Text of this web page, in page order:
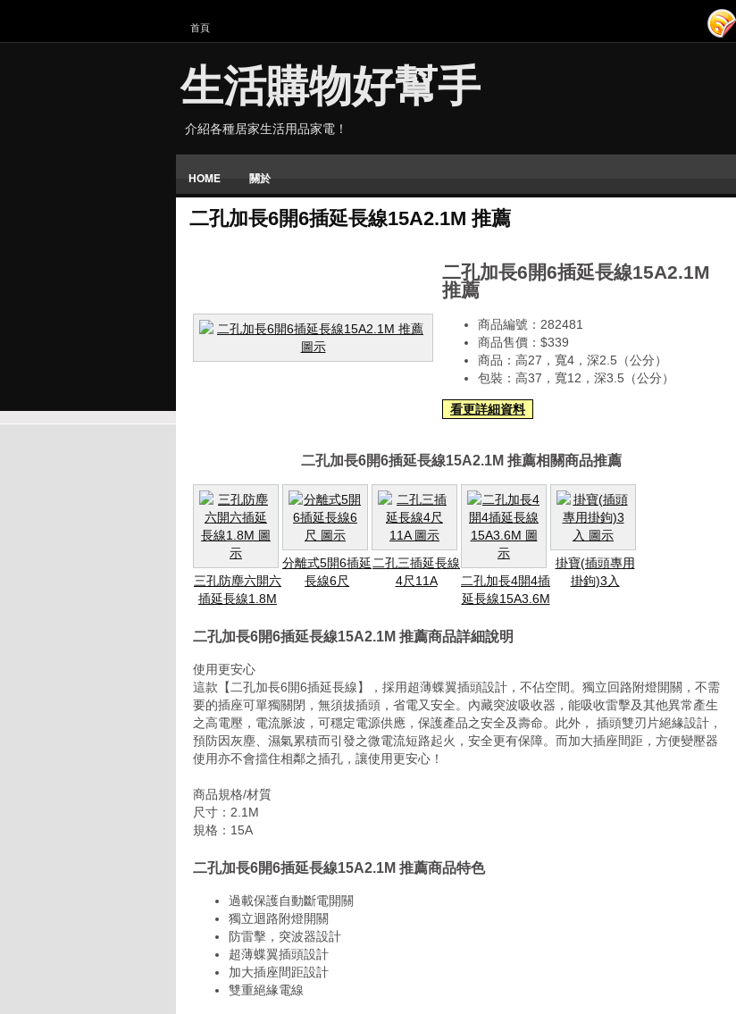
首頁
生活購物好幫手
介紹各種居家生活用品家電！
HOME 關於
二孔加長6開6插延長線15A2.1M 推薦
二孔加長6開6插延長線15A2.1M
推薦
商品編號：282481
商品售價：$339
商品：高27，寬4，深2.5（公分）
包裝：高37，寬12，深3.5（公分）
看更詳細資料
二孔加長6開6插延長線15A2.1M 推薦相關商品推薦
三孔防塵六開六
插延長線1.8M
分離式5開6插延
長線6尺
二孔三插延長線
4尺11A
二孔加長4開4插
延長線15A3.6M
掛寶(插頭專用
掛鉤)3入
二孔加長6開6插延長線15A2.1M 推薦商品詳細說明
使用更安心
這款【二孔加長6開6插延長線】，採用超薄蝶翼插頭設計，不佔空間。獨立回路附燈開關，不需
要的插座可單獨關閉，無須拔插頭，省電又安全。內藏突波吸收器，能吸收雷擊及其他異常產生
之高電壓，電流脈波，可穩定電源供應，保護產品之安全及壽命。此外， 插頭雙刃片絕緣設計，
預防因灰塵、濕氣累積而引發之微電流短路起火，安全更有保障。而加大插座間距，方便變壓器
使用亦不會擋住相鄰之插孔，讓使用更安心！
商品規格/材質
尺寸：2.1M
規格：15A
二孔加長6開6插延長線15A2.1M 推薦商品特色
過載保護自動斷電開關
獨立迴路附燈開關
防雷擊，突波器設計
超薄蝶翼插頭設計
加大插座間距設計
雙重絕緣電線